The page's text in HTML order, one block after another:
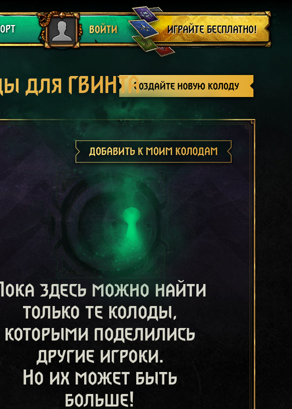
ВОЙТИ
Выйти
ИГРАЙТЕ БЕСПЛАТНО!
Создайте новую колоду
для ГВИНТА
ДОБАВИТЬ К МОИМ КОЛОДАМ
Пока здесь можно найти
только те колоды,
которыми поделились
другие игроки.
Но их может быть
больше!